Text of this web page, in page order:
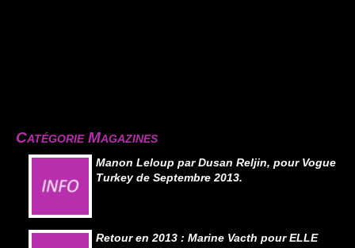
Catégorie Magazines
Manon Leloup par Dusan Reljin, pour Vogue
Turkey de Septembre 2013.
Retour en 2013 : Marine Vacth pour ELLE